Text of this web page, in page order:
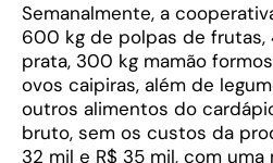
Semanalmente, a
600 kg de polpas de frutas,
prata, 300 kg mamão
ovos caipiras, além de
outros alimentos do
bruto, sem os custos da
32 mil e R$ 35 mil, com